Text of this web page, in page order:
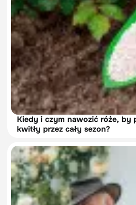
Kiedy i czym nawozić róże, by
kwitły przez cały sezon?